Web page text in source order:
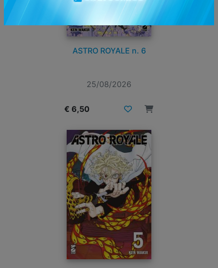
ASTRO ROYALE n. 6
25/08/2026
€ 6,50